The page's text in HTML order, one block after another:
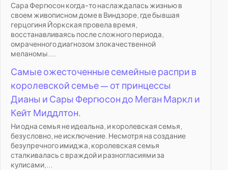
Сара Фергюсон когда-то наслаждалась жизнью в
своем живописном доме в Виндзоре, где бывшая
герцогиня Йоркская провела время,
восстанавливаясь после сложного периода,
омраченного диагнозом злокачественной
меланомы....
Самые ожесточенные семейные распри в
королевской семье — от принцессы
Дианы и Сары Фергюсон до Меган Маркл и
Кейт Миддлтон.
Ни одна семья не идеальна, и королевская семья,
безусловно, не исключение. Несмотря на создание
безупречного имиджа, королевская семья
сталкивалась с враждой и разногласиями за
кулисами,...